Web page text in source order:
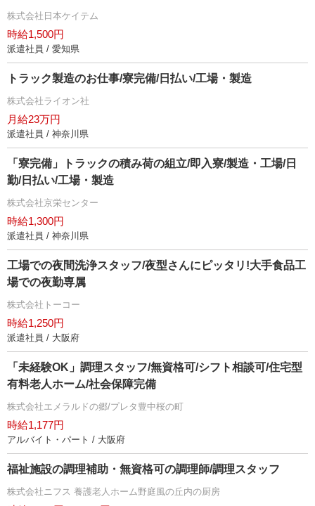
株式会社日本ケイテム
時給1,500円
派遣社員 / 愛知県
トラック製造のお仕事/寮完備/日払い/工場・製造
株式会社ライオン社
月給23万円
派遣社員 / 神奈川県
「寮完備」トラックの積み荷の組立/即入寮/製造・工場/日
勤/日払い/工場・製造
株式会社京栄センター
時給1,300円
派遣社員 / 神奈川県
工場での夜間洗浄スタッフ/夜型さんにピッタリ!大手食品工
場での夜勤専属
株式会社トーコー
時給1,250円
派遣社員 / 大阪府
「未経験OK」調理スタッフ/無資格可/シフト相談可/住宅型
有料老人ホーム/社会保障完備
株式会社エメラルドの郷/プレタ豊中桜の町
時給1,177円
アルバイト・パート / 大阪府
福祉施設の調理補助・無資格可の調理師/調理スタッフ
株式会社ニフス 養護老人ホーム野庭風の丘内の厨房